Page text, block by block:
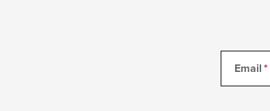
Email